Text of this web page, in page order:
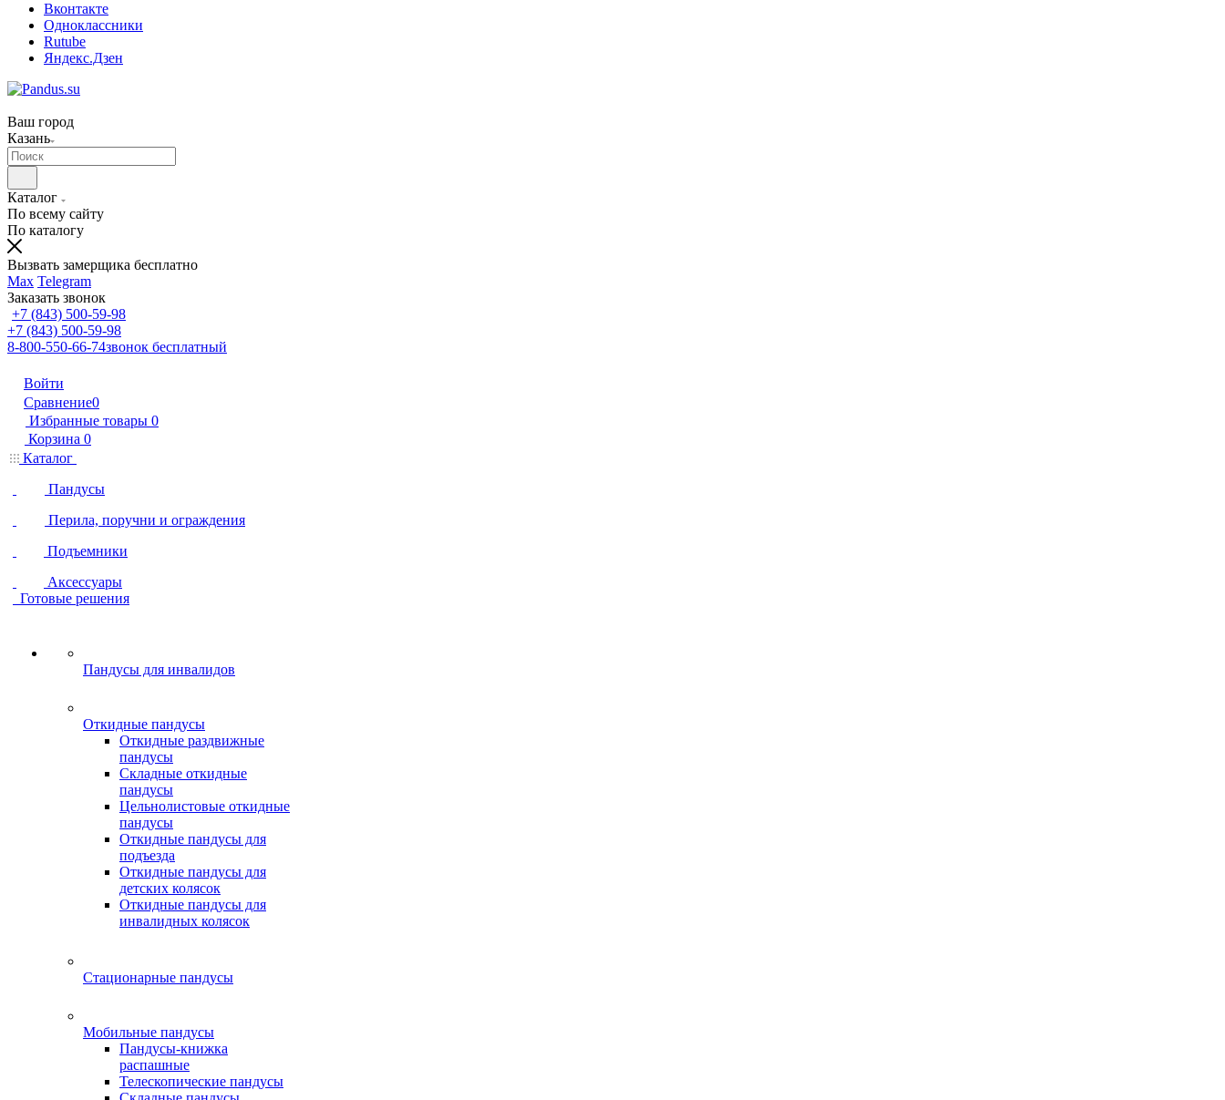
Вконтакте
Одноклассники
Rutube
Яндекс.Дзен
Ваш город
Казань
Каталог
По всему сайту
По каталогу
Вызвать замерщика бесплатно
Max Telegram
Заказать звонок
+7 (843) 500-59-98
+7 (843) 500-59-98
8-800-550-66-74звонок бесплатный
Войти
Сравнение0
Избранные товары 0
Корзина 0
Каталог
Пандусы
Перила, поручни и ограждения
Подъемники
Аксессуары
Готовые решения
Пандусы для инвалидов
Откидные пандусы
Откидные раздвижные
пандусы
Складные откидные
пандусы
Цельнолистовые откидные
пандусы
Откидные пандусы для
подъезда
Откидные пандусы для
детских колясок
Откидные пандусы для
инвалидных колясок
Стационарные пандусы
Мобильные пандусы
Пандусы-книжка
распашные
Телескопические пандусы